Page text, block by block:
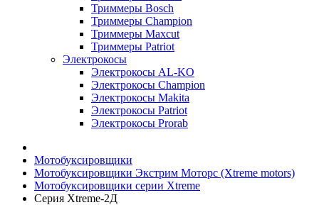
Триммеры Bosch
Триммеры Champion
Триммеры Maxcut
Триммеры Patriot
Электрокосы
Электрокосы AL-KO
Электрокосы Champion
Электрокосы Makita
Электрокосы Patriot
Электрокосы Prorab
Мотобуксировщики
Мотобуксировщики Экстрим Моторс (Xtreme motors)
Мотобуксировщики серии Xtreme
Серия Xtreme-2Д